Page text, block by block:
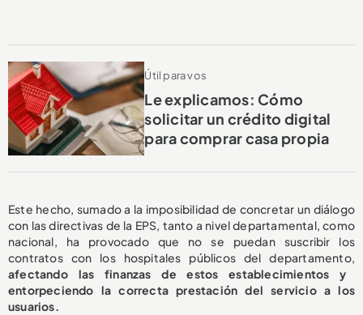
Útil para vos
Le explicamos: Cómo
solicitar un crédito digital
para comprar casa propia
Este hecho, sumado a la imposibilidad de concretar un diálogo
con las directivas de la EPS, tanto a nivel departamental, como
nacional, ha provocado que no se puedan suscribir los
contratos con los hospitales públicos del departamento,
afectando las finanzas de estos establecimientos y
entorpeciendo la correcta prestación del servicio a los
usuarios.